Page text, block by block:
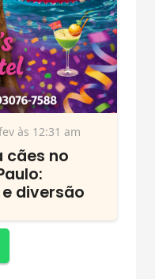
às 12:31 am
cães no
diversão